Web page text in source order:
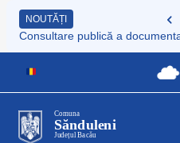
NOUTĂȚI
Comuna
Sănduleni
Județul Bacău